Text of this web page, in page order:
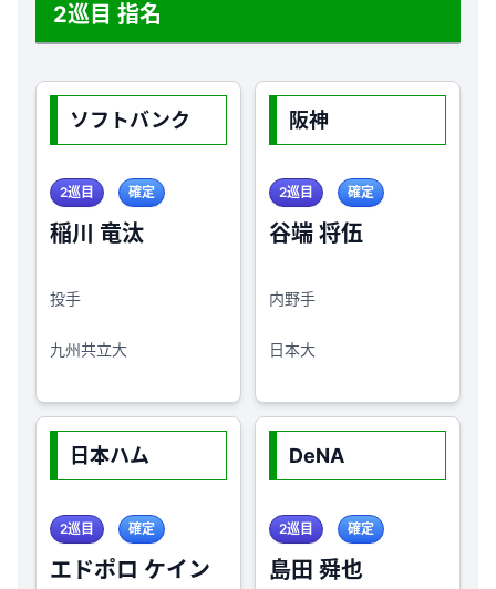
2巡目 指名
ソフトバンク
2巡目 確定
稲川 竜汰
投手
九州共立大
阪神
2巡目 確定
谷端 将伍
内野手
日本大
日本ハム
2巡目 確定
エドポロ ケイン
DeNA
2巡目 確定
島田 舜也